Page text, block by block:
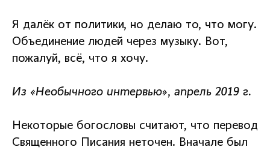
Я далёк от политики, но делаю то, что могу.
Объединение людей через музыку. Вот,
пожалуй, всё, что я хочу.
Из «Необычного интервью», апрель 2019 г.
Некоторые богословы считают, что перевод
Священного Писания неточен. Вначале был